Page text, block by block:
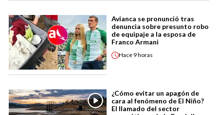
Avianca se pronunció tras
denuncia sobre presunto robo
de equipaje a la esposa de
Franco Armani
Hace 9 horas
¿Cómo evitar un apagón de
cara al fenómeno de El Niño?
El llamado del sector